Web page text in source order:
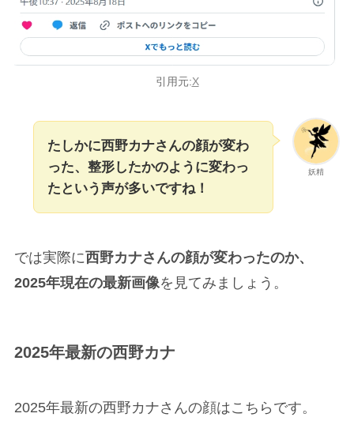
引用元:X
妖精
たしかに西野カナさんの顔が変わ
った、整形したかのように変わっ
たという声が多いですね！
では実際に西野カナさんの顔が変わったのか、
2025年現在の最新画像を見てみましょう。
2025年最新の西野カナ
2025年最新の西野カナさんの顔はこちらです。